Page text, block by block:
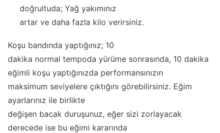
doğrultuda; Yağ yakımınız
artar ve daha fazla kilo verirsiniz.
Koşu bandında yaptığınız; 10
dakika normal tempoda yürüme sonrasında, 10 dakika
eğimli koşu yaptığınızda performansınızın
maksimum seviyelere çıktığını görebilirsiniz. Eğim
ayarlarınız ile birlikte
değişen bacak duruşunuz, eğer sizi zorlayacak
derecede ise bu eğimi kararında